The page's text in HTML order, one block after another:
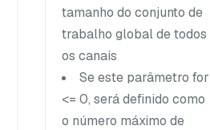
tamanho do conjunto de
trabalho global de todos
os canais
Se este parâmetro for
<= 0, será definido como
o número máximo de